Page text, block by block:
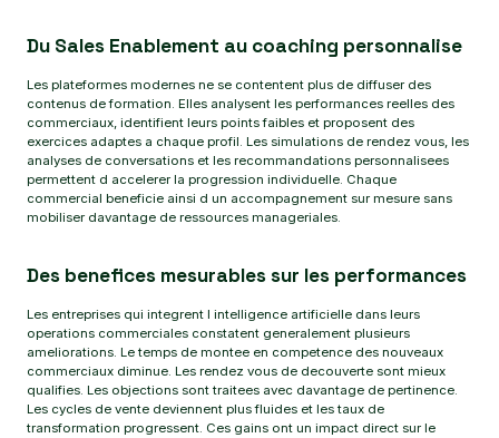
Du Sales Enablement au coaching personnalise
Les plateformes modernes ne se contentent plus de diffuser des
contenus de formation. Elles analysent les performances reelles des
commerciaux, identifient leurs points faibles et proposent des
exercices adaptes a chaque profil. Les simulations de rendez vous, les
analyses de conversations et les recommandations personnalisees
permettent d accelerer la progression individuelle. Chaque
commercial beneficie ainsi d un accompagnement sur mesure sans
mobiliser davantage de ressources manageriales.
Des benefices mesurables sur les performances
Les entreprises qui integrent l intelligence artificielle dans leurs
operations commerciales constatent generalement plusieurs
ameliorations. Le temps de montee en competence des nouveaux
commerciaux diminue. Les rendez vous de decouverte sont mieux
qualifies. Les objections sont traitees avec davantage de pertinence.
Les cycles de vente deviennent plus fluides et les taux de
transformation progressent. Ces gains ont un impact direct sur le